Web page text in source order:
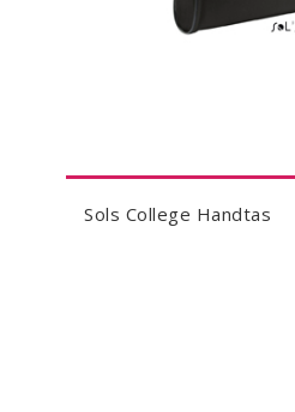
Sols College Handtas